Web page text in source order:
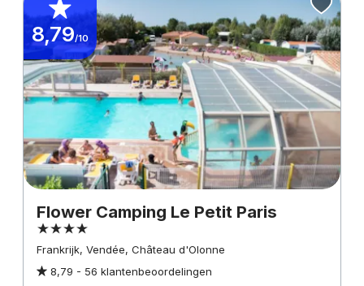
8,79/10
Flower Camping Le Petit Paris
Frankrijk, Vendée, Château d'Olonne
8,79 - 56 klantenbeoordelingen